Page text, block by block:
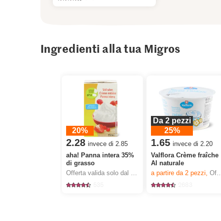
Ingredienti alla tua Migros
20%
2.28 invece di 2.85
aha! Panna intera 35%
di grasso
Da 2 pezzi
25%
1.65 invece di 2.20
Valflora Crème fraîche
Al naturale
a partire da 2pezzi,Offerta valida solo dal 6.8 al 12.8.2026, fino a esaurimento dello stock.